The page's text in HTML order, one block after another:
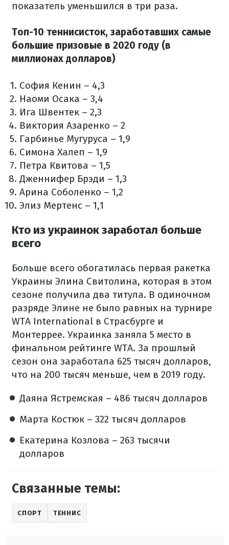
показатель уменьшился в три раза.
Топ-10 теннисисток, заработавших самые
большие призовые в 2020 году (в
миллионах долларов)
София Кенин – 4,3
Наоми Осака – 3,4
Ига Швентек – 2,3
Виктория Азаренко – 2
Гарбинье Мугуруса – 1,9
Симона Халеп – 1,9
Петра Квитова – 1,5
Дженнифер Брэди – 1,3
Арина Соболенко – 1,2
Элиз Мертенс – 1,1
Кто из украинок заработал больше
всего
Больше всего обогатилась первая ракетка
Украины Элина Свитолина, которая в этом
сезоне получила два титула. В одиночном
разряде Элине не было равных на турнире
WTA International в Страсбурге и
Монтеррее. Украинка заняла 5 место в
финальном рейтинге WTA. За прошлый
сезон она заработала 625 тысяч долларов,
что на 200 тысяч меньше, чем в 2019 году.
Даяна Ястремская – 486 тысяч долларов
Марта Костюк – 322 тысяч долларов
Екатерина Козлова – 263 тысячи
долларов
Связанные темы:
СПОРТ ТЕННИС